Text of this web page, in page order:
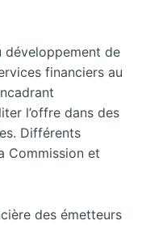
développement de
financiers au
l’offre dans des
Différents
Commission et
des émetteurs